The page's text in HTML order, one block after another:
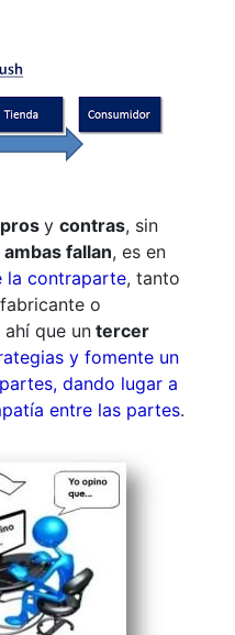
pros y contras, sin
ambas fallan, es en
la contraparte, tanto
o
que untercer
y fomente un
dando lugar a
entre las partes.